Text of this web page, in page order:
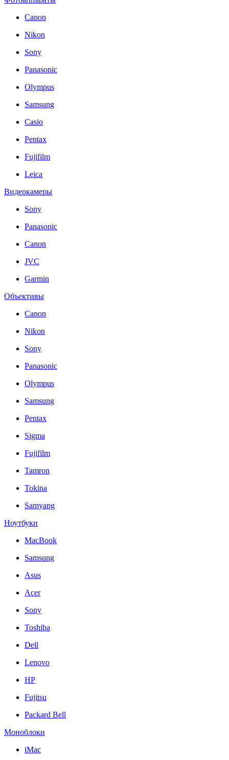
Canon
Nikon
Sony
Panasonic
Olympus
Samsung
Casio
Pentax
Fujifilm
Leica
Видеокамеры
Sony
Panasonic
Canon
JVC
Garmin
Объективы
Canon
Nikon
Sony
Panasonic
Olympus
Samsung
Pentax
Sigma
Fujifilm
Tamron
Tokina
Samyang
Ноутбуки
MacBook
Samsung
Asus
Acer
Sony
Toshiba
Dell
Lenovo
HP
Fujitsu
Packard Bell
Моноблоки
iMac